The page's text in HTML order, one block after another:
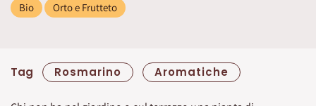
Bio Orto e Frutteto
Tag Rosmarino Aromatiche